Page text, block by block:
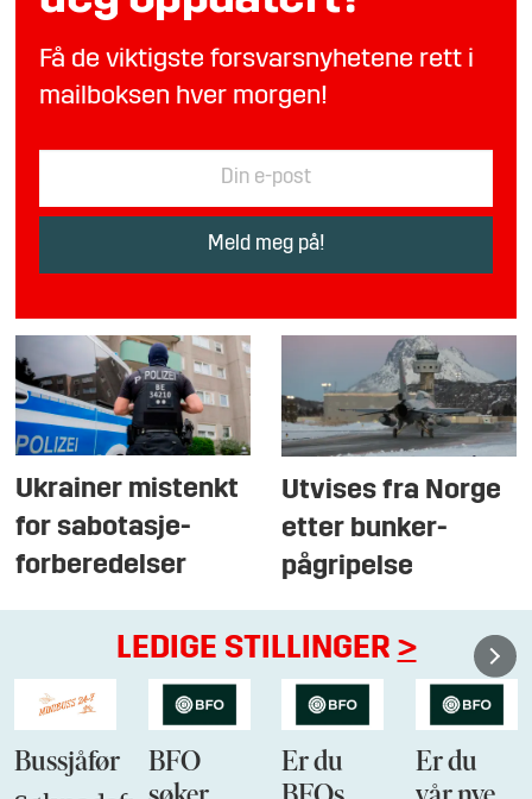
Få de viktigste forsvarsnyhetene rett i
mailboksen hver morgen!
Ukrainer mistenkt
for sabotasje-
forberedelser
Utvises fra Norge
etter bunker-
pågripelse
LEDIGE STILLINGER >
BFO
Er du
Er du
VP Sales